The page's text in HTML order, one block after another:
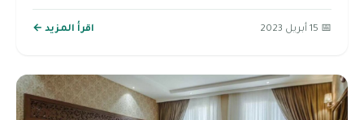
📅 15 أبريل 2023 اقرأ المزيد ←